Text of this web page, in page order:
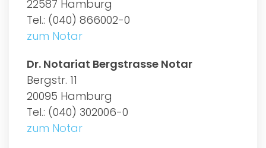
22587 Hamburg
Tel.: (040) 866002-0
zum Notar
Dr. Notariat Bergstrasse Notar
Bergstr. 11
20095 Hamburg
Tel.: (040) 302006-0
zum Notar